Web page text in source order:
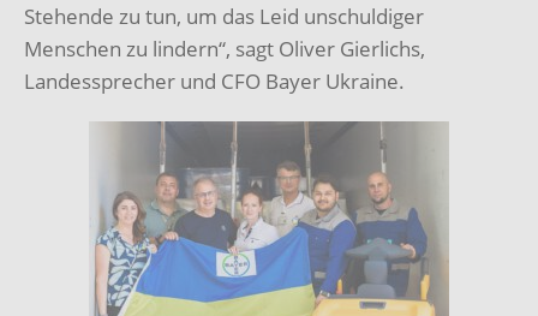
Stehende zu tun, um das Leid unschuldiger
Menschen zu lindern“, sagt Oliver Gierlichs,
Landessprecher und CFO Bayer Ukraine.